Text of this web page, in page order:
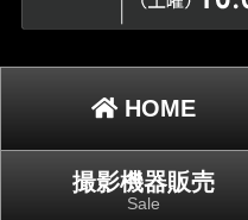
HOME
撮影機器販売
Sale